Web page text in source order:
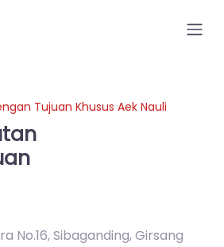
Tujuan Khusus Aek Nauli
No.16, Sibaganding, Girsang